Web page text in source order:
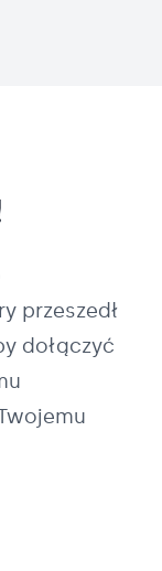
przeszedł
dołączyć